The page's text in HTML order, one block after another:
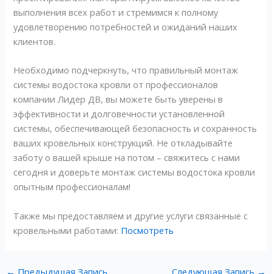
выполнения всех работ и стремимся к полному
удовлетворению потребностей и ожиданий наших
клиентов.
Необходимо подчеркнуть, что правильный монтаж
системы водостока кровли от профессионалов
компании Лидер ДВ, вы можете быть уверены в
эффективности и долговечности установленной
системы, обеспечивающей безопасность и сохранность
ваших кровельных конструкций. Не откладывайте
заботу о вашей крыше на потом – свяжитесь с нами
сегодня и доверьте монтаж системы водостока кровли
опытным профессионалам!
Также мы предоставляем и другие услуги связанные с
кровельными работами: Посмотреть
← Предыдущая Запись Следующая Запись →